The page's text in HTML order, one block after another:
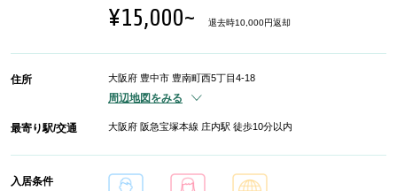
¥15,000~ 退去時10,000円返却
住所 大阪府 豊中市 豊南町西5丁目4-18
周辺地図をみる
最寄り駅/交通 大阪府 阪急宝塚本線 庄内駅 徒歩10分以内
入居条件